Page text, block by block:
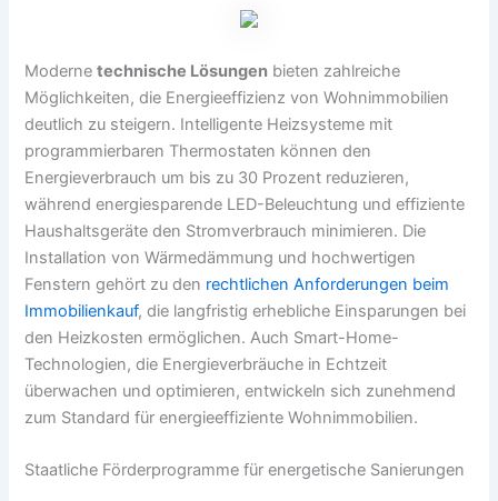
Modernetechnische Lösungen bieten zahlreiche
Möglichkeiten, die Energieeffizienz von Wohnimmobilien
deutlich zu steigern. Intelligente Heizsysteme mit
programmierbaren Thermostaten können den
Energieverbrauch um bis zu 30 Prozent reduzieren,
während energiesparende LED-Beleuchtung und effiziente
Haushaltsgeräte den Stromverbrauch minimieren. Die
Installation von Wärmedämmung und hochwertigen
Fenstern gehört zu den rechtlichen Anforderungen beim
Immobilienkauf, die langfristig erhebliche Einsparungen bei
den Heizkosten ermöglichen. Auch Smart-Home-
Technologien, die Energieverbräuche in Echtzeit
überwachen und optimieren, entwickeln sich zunehmend
zum Standard für energieeffiziente Wohnimmobilien.
Staatliche Förderprogramme für energetische Sanierungen